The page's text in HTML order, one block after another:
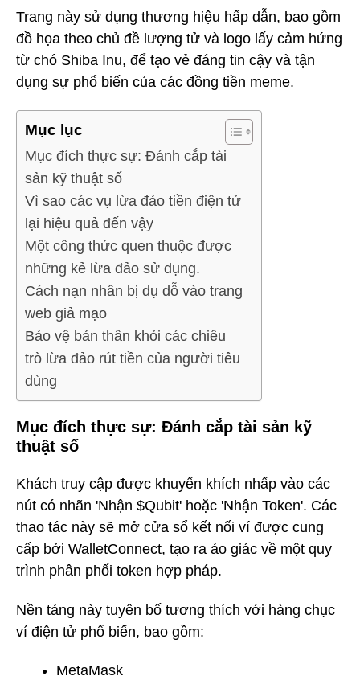
Trang này sử dụng thương hiệu hấp dẫn, bao gồm
đồ họa theo chủ đề lượng tử và logo lấy cảm hứng
từ chó Shiba Inu, để tạo vẻ đáng tin cậy và tận
dụng sự phổ biến của các đồng tiền meme.
Mục lục
Mục đích thực sự: Đánh cắp tài
sản kỹ thuật số
Vì sao các vụ lừa đảo tiền điện tử
lại hiệu quả đến vậy
Một công thức quen thuộc được
những kẻ lừa đảo sử dụng.
Cách nạn nhân bị dụ dỗ vào trang
web giả mạo
Bảo vệ bản thân khỏi các chiêu
trò lừa đảo rút tiền của người tiêu
dùng
Mục đích thực sự: Đánh cắp tài sản kỹ
thuật số
Khách truy cập được khuyến khích nhấp vào các
nút có nhãn 'Nhận $Qubit' hoặc 'Nhận Token'. Các
thao tác này sẽ mở cửa sổ kết nối ví được cung
cấp bởi WalletConnect, tạo ra ảo giác về một quy
trình phân phối token hợp pháp.
Nền tảng này tuyên bố tương thích với hàng chục
ví điện tử phổ biến, bao gồm:
MetaMask